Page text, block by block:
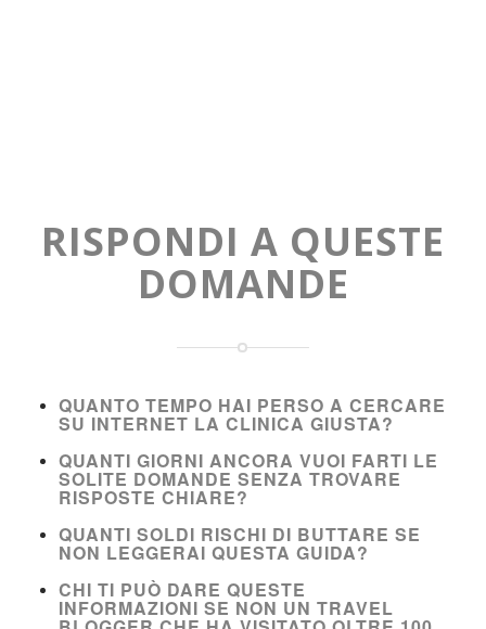
RISPONDI A QUESTE
DOMANDE
QUANTO TEMPO HAI PERSO A CERCARE
SU INTERNET LA CLINICA GIUSTA?
QUANTI GIORNI ANCORA VUOI FARTI LE
SOLITE DOMANDE SENZA TROVARE
RISPOSTE CHIARE?
QUANTI SOLDI RISCHI DI BUTTARE SE
NON LEGGERAI QUESTA GUIDA?
CHI TI PUÒ DARE QUESTE
INFORMAZIONI SE NON UN TRAVEL